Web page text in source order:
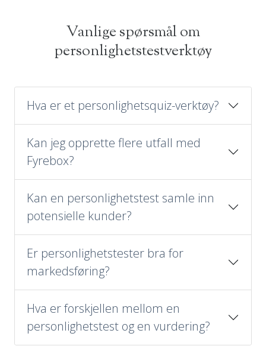
Vanlige spørsmål om
personlighetstestverktøy
Hva er et personlighetsquiz-verktøy?
Kan jeg opprette flere utfall med
Fyrebox?
Kan en personlighetstest samle inn
potensielle kunder?
Er personlighetstester bra for
markedsføring?
Hva er forskjellen mellom en
personlighetstest og en vurdering?